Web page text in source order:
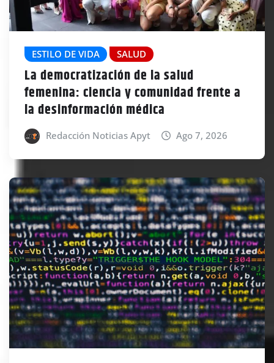
ESTILO DE VIDA SALUD
La democratización de la salud
femenina: ciencia y comunidad frente a
la desinformación médica
Redacción Noticias Apyt Ago 7, 2026